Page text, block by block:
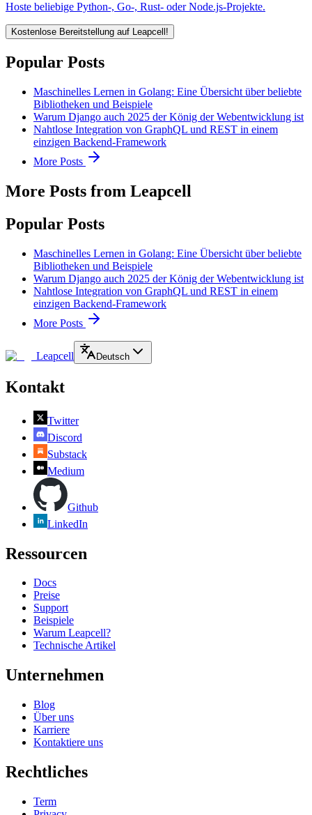
Hoste beliebige Python-, Go-, Rust- oder Node.js-Projekte.
Kostenlose Bereitstellung auf Leapcell!
Popular Posts
Maschinelles Lernen in Golang: Eine Übersicht über beliebte
Bibliotheken und Beispiele
Warum Django auch 2025 der König der Webentwicklung ist
Nahtlose Integration von GraphQL und REST in einem
einzigen Backend-Framework
More Posts
More Posts from Leapcell
Popular Posts
Maschinelles Lernen in Golang: Eine Übersicht über beliebte
Bibliotheken und Beispiele
Warum Django auch 2025 der König der Webentwicklung ist
Nahtlose Integration von GraphQL und REST in einem
einzigen Backend-Framework
More Posts
Leapcell Deutsch
Kontakt
Twitter
Discord
Substack
Medium
Github
LinkedIn
Ressourcen
Docs
Preise
Support
Beispiele
Warum Leapcell?
Technische Artikel
Unternehmen
Blog
Über uns
Karriere
Kontaktiere uns
Rechtliches
Term